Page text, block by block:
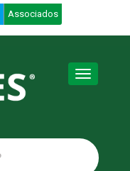
Associados
Toggle